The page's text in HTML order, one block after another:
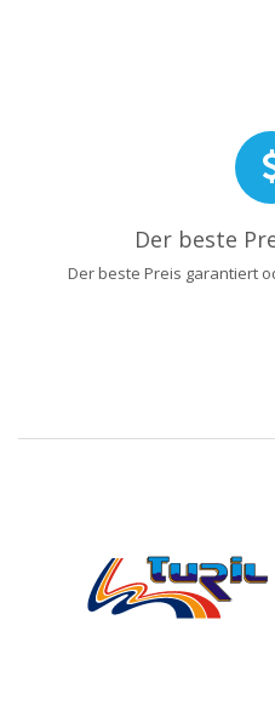
Der beste
Der beste Preis garantiert